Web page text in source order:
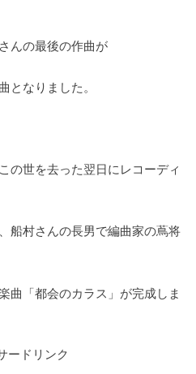
んの最後の作曲が
となりました。
の世を去った翌日にレコーディ
船村さんの長男で編曲家の蔦将
曲「都会のカラス」が完成しま
ードリンク